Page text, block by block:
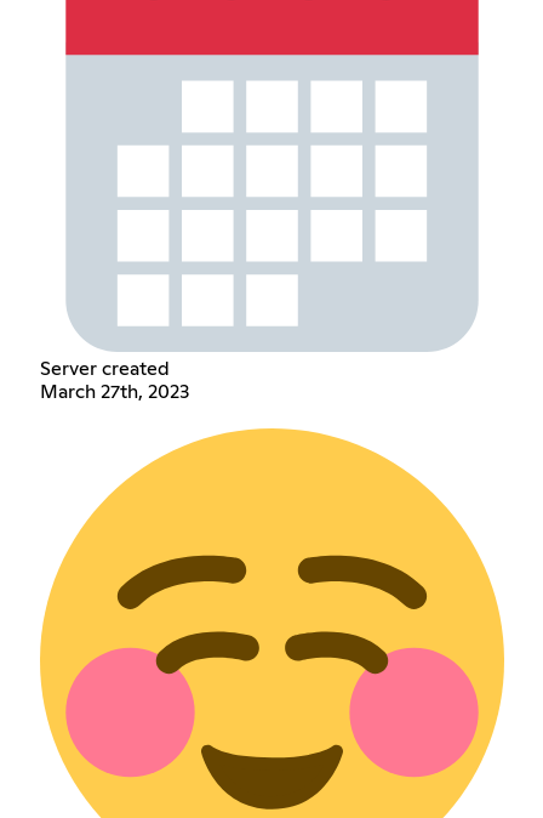
Server created
March 27th, 2023